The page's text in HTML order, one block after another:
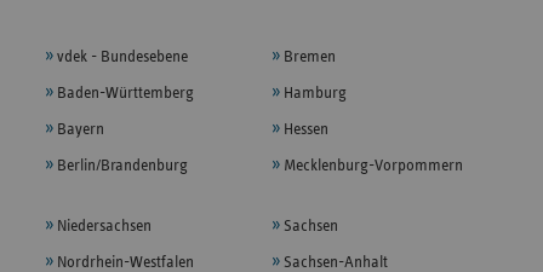
vdek - Bundesebene
Baden-Württemberg
Bayern
Berlin/Brandenburg
Bremen
Hamburg
Hessen
Mecklenburg-Vorpommern
Niedersachsen
Nordrhein-Westfalen
Sachsen
Sachsen-Anhalt